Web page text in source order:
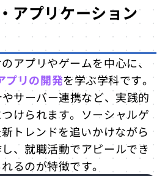
アプリケーション
アプリやゲームを中心に、
リの開発を学ぶ学科です。
サーバー連携など、実践的
けられます。ソーシャルゲ
トレンドを追いかけながら
、就職活動でアピールでき
るのが特徴です。